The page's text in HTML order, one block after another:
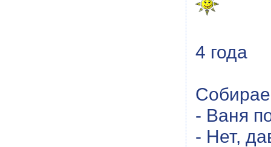
4 года
- Ваня
- Нет,